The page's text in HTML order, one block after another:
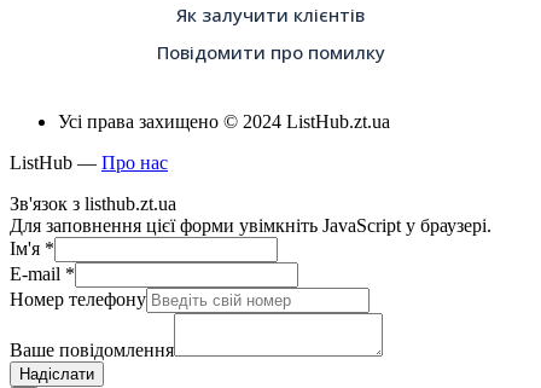
Як залучити клієнтів
Повідомити про помилку
Усі права захищено © 2024 ListHub.zt.ua
ListHub — Про нас
Зв'язок з listhub.zt.ua
Для заповнення цієї форми увімкніть JavaScript у браузері.
Ім'я *
E-mail *
Номер телефону
Ваше повідомлення
Надіслати